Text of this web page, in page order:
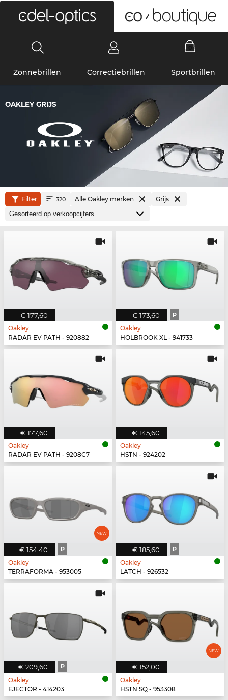
Zonnebrillen Correctiebrillen Sportbrillen
OAKLEY GRIJS
Filter 320 Alle Oakley merken Grijs
€ 177,60
Oakley
RADAR EV PATH - 920882
€ 173,60 P
Oakley
HOLBROOK XL - 941733
€ 177,60
Oakley
RADAR EV PATH - 9208C7
€ 145,60
Oakley
HSTN - 924202
€ 154,40 P
Oakley
TERRAFORMA - 953005
€ 185,60 P
Oakley
LATCH - 926532
€ 209,60 P
Oakley
EJECTOR - 414203
€ 152,00
Oakley
HSTN SQ - 953308